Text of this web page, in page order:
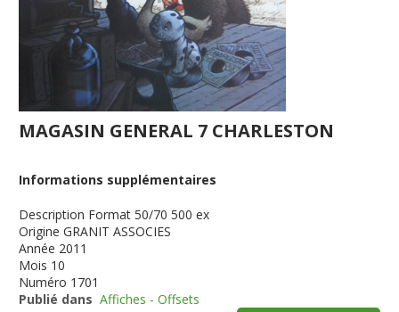
MAGASIN GENERAL 7 CHARLESTON
Informations supplémentaires
Description Format 50/70 500 ex
Origine GRANIT ASSOCIES
Année 2011
Mois 10
Numéro 1701
Publié dans Affiches - Offsets